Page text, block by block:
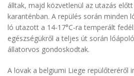
álltak, majd közvetlenül az utazás
karanténban. A repülés során minden
ló utazott a 14-17°C-ra temperált
egészségükről a teljes út során
állatorvos gondoskodtak.
A lovak a belgiumi Liege repülőteréről